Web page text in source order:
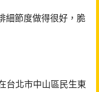
細節度做得很好，脆
台北市中山區民生東